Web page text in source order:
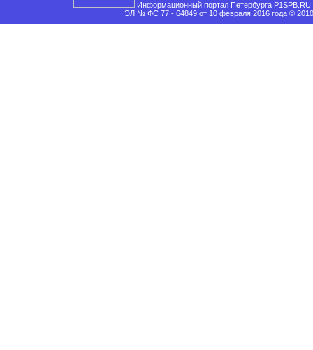
Информационный портал Петербурга
ЭЛ № ФС 77 - 64849 от 10 февраля 2016 года ©